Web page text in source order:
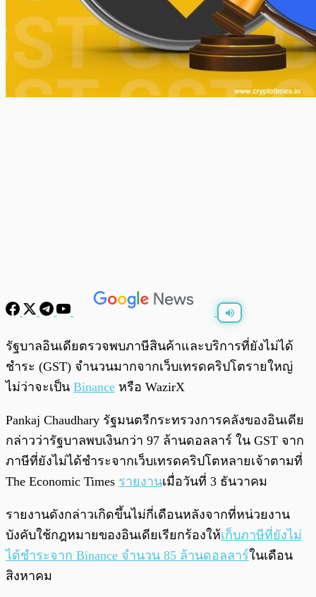
พร้อมเล่น 0:00/0:00
รัฐบาลอินเดียตรวจพบภาษีสินค้าและบริการที่ยังไม่ได้
ชำระ (GST) จำนวนมากจากเว็บเทรดคริปโตรายใหญ่
ไม่ว่าจะเป็น Binance หรือ WazirX
Pankaj Chaudhary รัฐมนตรีกระทรวงการคลังของอินเดีย
กล่าวว่ารัฐบาลพบเงินกว่า 97 ล้านดอลลาร์ ใน GST จาก
ภาษีที่ยังไม่ได้ชำระจากเว็บเทรดคริปโตหลายเจ้าตามที่
The Economic Times รายงานเมื่อวันที่ 3 ธันวาคม
รายงานดังกล่าวเกิดขึ้นไม่กี่เดือนหลังจากที่หน่วยงาน
บังคับใช้กฎหมายของอินเดียเรียกร้องให้เก็บภาษีที่ยังไม่
ได้ชำระจาก Binance จำนวน 85 ล้านดอลลาร์ในเดือน
สิงหาคม